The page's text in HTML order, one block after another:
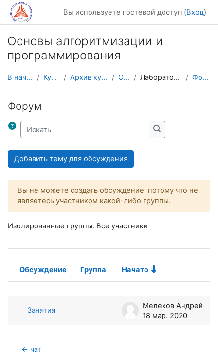
Перейти к основному содержанию
Вы используете гостевой доступ (Вход)
Основы алгоритмизации и
программирования
В начало Курсы Архив курсов ОАП Лабораторные Форум
Форум
Искать
Искать
Добавить тему для обсуждения
Вы не можете создать обсуждение, потому что не
являетесь участником какой-либо группы.
Изолированные группы: Все участники
Статус
Обсуждение Группа Начато
Занятия
Мелехов Андрей
18 мар. 2020
← чат